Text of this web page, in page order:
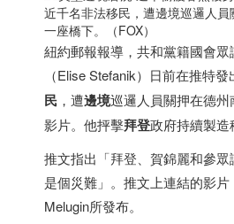
近千名非法移民，遭邊境巡邏人
一座橋下。（FOX）
紐約郵報報導，共和黨籍國會
（Elise Stefanik）日前在推特
民 ，遭邊境巡邏人員關押在德
影片。他抨擊拜登政府持續製造
推文指出「拜登、賀錦麗和參
是個災難」。推文上連結的影
Melugin所發布。